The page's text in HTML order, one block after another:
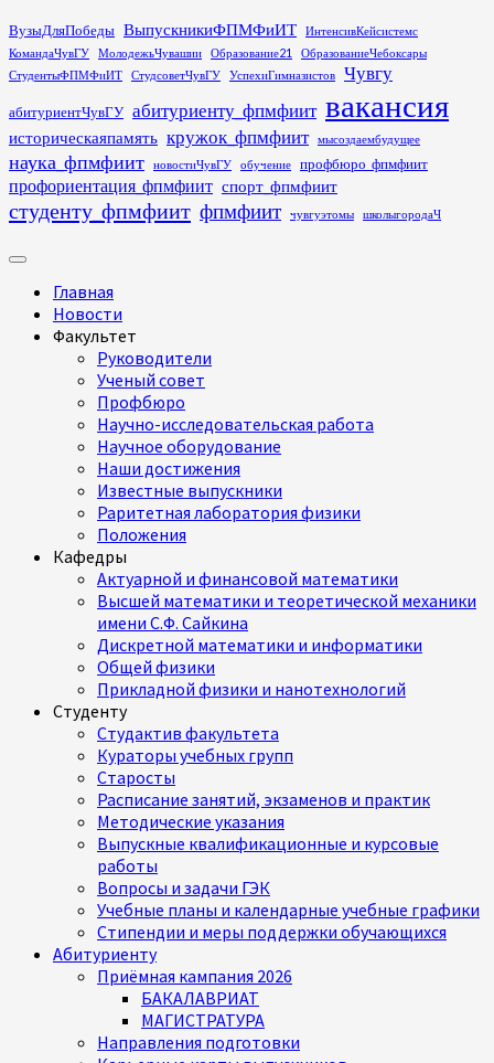
Перейти
к
содержимому
ВузыДляПобеды ВыпускникиФПМФиИТ
ИнтенсивКейсистемс
КомандаЧувГУ
МолодежьЧувашии Образование21
ОбразованиеЧебоксары
СтудентыФПМФиИТ
СтудсоветЧувГУ УспехиГимназистов Чувгу
абитуриентЧувГУ абитуриенту_фпмфиит вакансия
историческаяпамять кружок_фпмфиит мысоздаембудущее
наука_фпмфиит новостиЧувГУ обучение профбюро_фпмфиит
профориентация_фпмфиит спорт_фпмфиит
студенту_фпмфиит фпмфиит чувгуэтомы школыгородаЧ
Основное
Главная
Новости
Факультет
Руководители
Ученый совет
Профбюро
Научно-исследовательская работа
Научное оборудование
Наши достижения
Известные выпускники
Раритетная лаборатория физики
Положения
Кафедры
Актуарной и финансовой математики
Высшей математики и теоретической механики
имени С.Ф. Сайкина
Дискретной математики и информатики
Общей физики
Прикладной физики и нанотехнологий
Студенту
Студактив факультета
Кураторы учебных групп
Старосты
Расписание занятий, экзаменов и практик
Методические указания
Выпускные квалификационные и курсовые
работы
Вопросы и задачи ГЭК
Учебные планы и календарные учебные графики
Стипендии и меры поддержки обучающихся
Абитуриенту
Приёмная кампания 2026
БАКАЛАВРИАТ
МАГИСТРАТУРА
Направления подготовки